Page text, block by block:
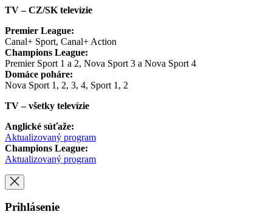
TV – CZ/SK televízie
Premier League:
Canal+ Sport, Canal+ Action
Champions League:
Premier Sport 1 a 2, Nova Sport 3 a Nova Sport 4
Domáce poháre:
Nova Sport 1, 2, 3, 4, Sport 1, 2
TV – všetky televízie
Anglické súťaže:
Aktualizovaný program
Champions League:
Aktualizovaný program
Prihlásenie